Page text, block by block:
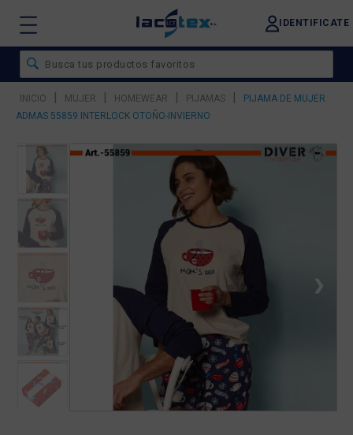
IDENTIFICATE
INICIO | MUJER | HOMEWEAR | PIJAMAS |
PIJAMA DE MUJER
ADMAS 55859 INTERLOCK OTOÑO-INVIERNO
❯